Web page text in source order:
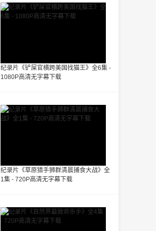
纪录片《铲屎官横跨美国找猫王》全6集 -
1080P高清无字幕下载
纪录片《草原猎手狮群清晨捕食大战》全
1集 - 720P高清无字幕下载